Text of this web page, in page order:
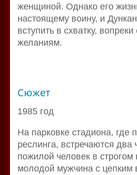
женщиной. Однако его
настоящему воину, и
вступить в схватку,
желаниям.
Сюжет
1985 год
На парковке стадиона, где
реслинга, встречаются два
пожилой человек в строгом
молодой мужчина с цепким